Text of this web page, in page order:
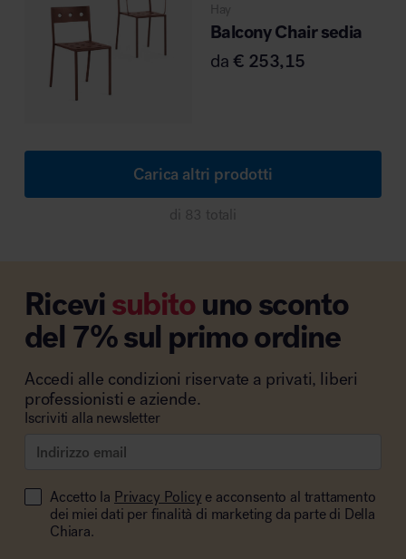
Hay
Balcony Chair sedia
da€ 253,15
Carica altri prodotti
di 83 totali
Ricevisubitouno sconto
del 7% sul primo ordine
Accedi alle condizioni riservate a privati, liberi
professionisti e aziende.
Iscriviti alla newsletter
Accetto la Privacy Policy e acconsento al trattamento
dei miei dati per finalità di marketing da parte di Della
Chiara.